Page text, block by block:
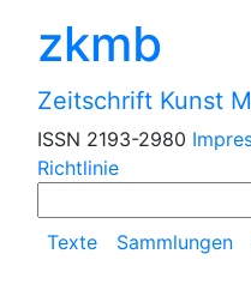
zkmb
Zeitschrift Kunst
ISSN 2193-2980
Richtlinie
Texte Sammlungen